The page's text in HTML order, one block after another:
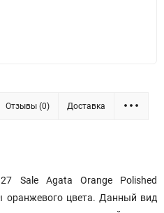
Отзывы (0) Доставка
Sale Agata Orange Polished
оранжевого цвета. Данный вид